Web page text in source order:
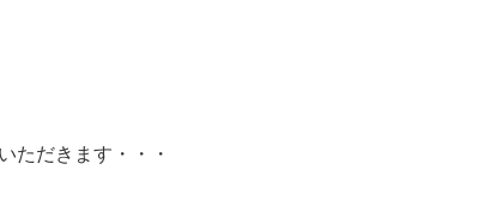
ただきます・・・